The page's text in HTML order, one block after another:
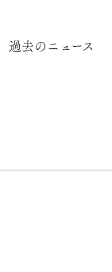
過去のニュース